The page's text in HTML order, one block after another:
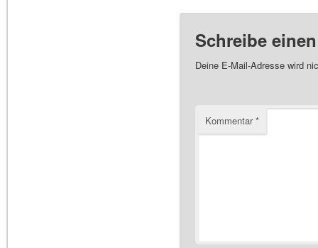
Schreibe
Deine E-Mail-Adresse wird
Kommentar*